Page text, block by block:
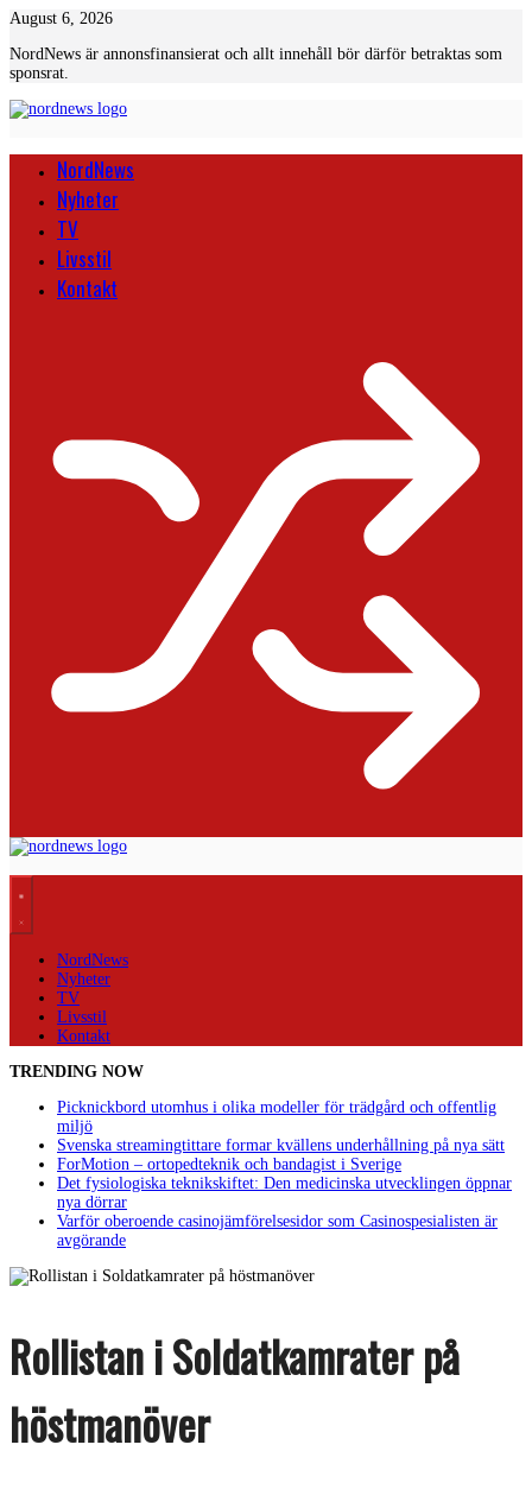
Skip
content
August 6, 2026
NordNews är annonsfinansierat och allt innehåll bör därför betraktas som
sponsrat.
NordNews
Nyheter
TV
Livsstil
Kontakt
NordNews
Nyheter
TV
Livsstil
Kontakt
TRENDING NOW
Picknickbord utomhus i olika modeller för trädgård och offentlig
miljö
Svenska streamingtittare formar kvällens underhållning på nya sätt
ForMotion – ortopedteknik och bandagist i Sverige
Det fysiologiska teknikskiftet: Den medicinska utvecklingen öppnar
nya dörrar
Varför oberoende casinojämförelsesidor som Casinospesialisten är
avgörande
Rollistan i Soldatkamrater på
höstmanöver